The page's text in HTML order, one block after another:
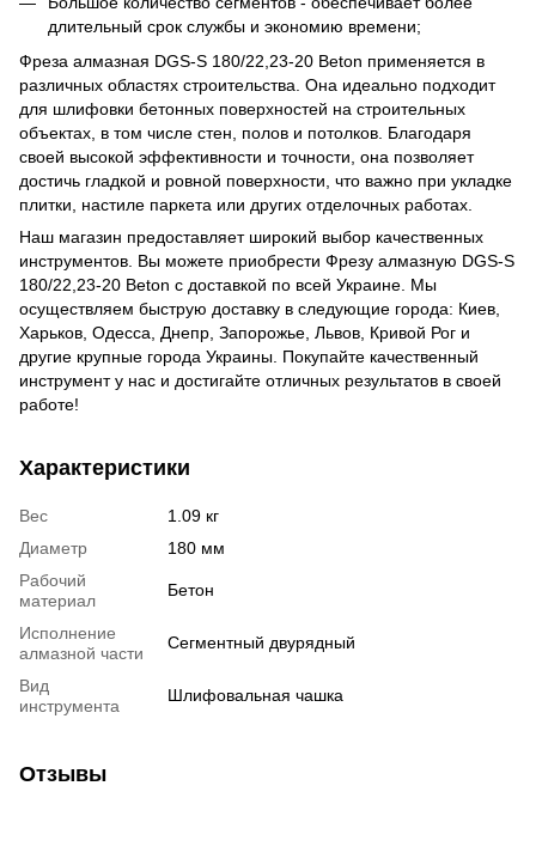
длительный срок службы и экономию времени;
Фреза алмазная DGS-S 180/22,23-20 Beton применяется в
различных областях строительства. Она идеально подходит
для шлифовки бетонных поверхностей на строительных
объектах, в том числе стен, полов и потолков. Благодаря
своей высокой эффективности и точности, она позволяет
достичь гладкой и ровной поверхности, что важно при укладке
плитки, настиле паркета или других отделочных работах.
Наш магазин предоставляет широкий выбор качественных
инструментов. Вы можете приобрести Фрезу алмазную DGS-S
180/22,23-20 Beton с доставкой по всей Украине. Мы
осуществляем быструю доставку в следующие города: Киев,
Харьков, Одесса, Днепр, Запорожье, Львов, Кривой Рог и
другие крупные города Украины. Покупайте качественный
инструмент у нас и достигайте отличных результатов в своей
работе!
Характеристики
Вес
1.09 кг
Диаметр
180 мм
Рабочий
материал
Бетон
Исполнение
алмазной части
Сегментный двурядный
Вид
инструмента
Шлифовальная чашка
Отзывы